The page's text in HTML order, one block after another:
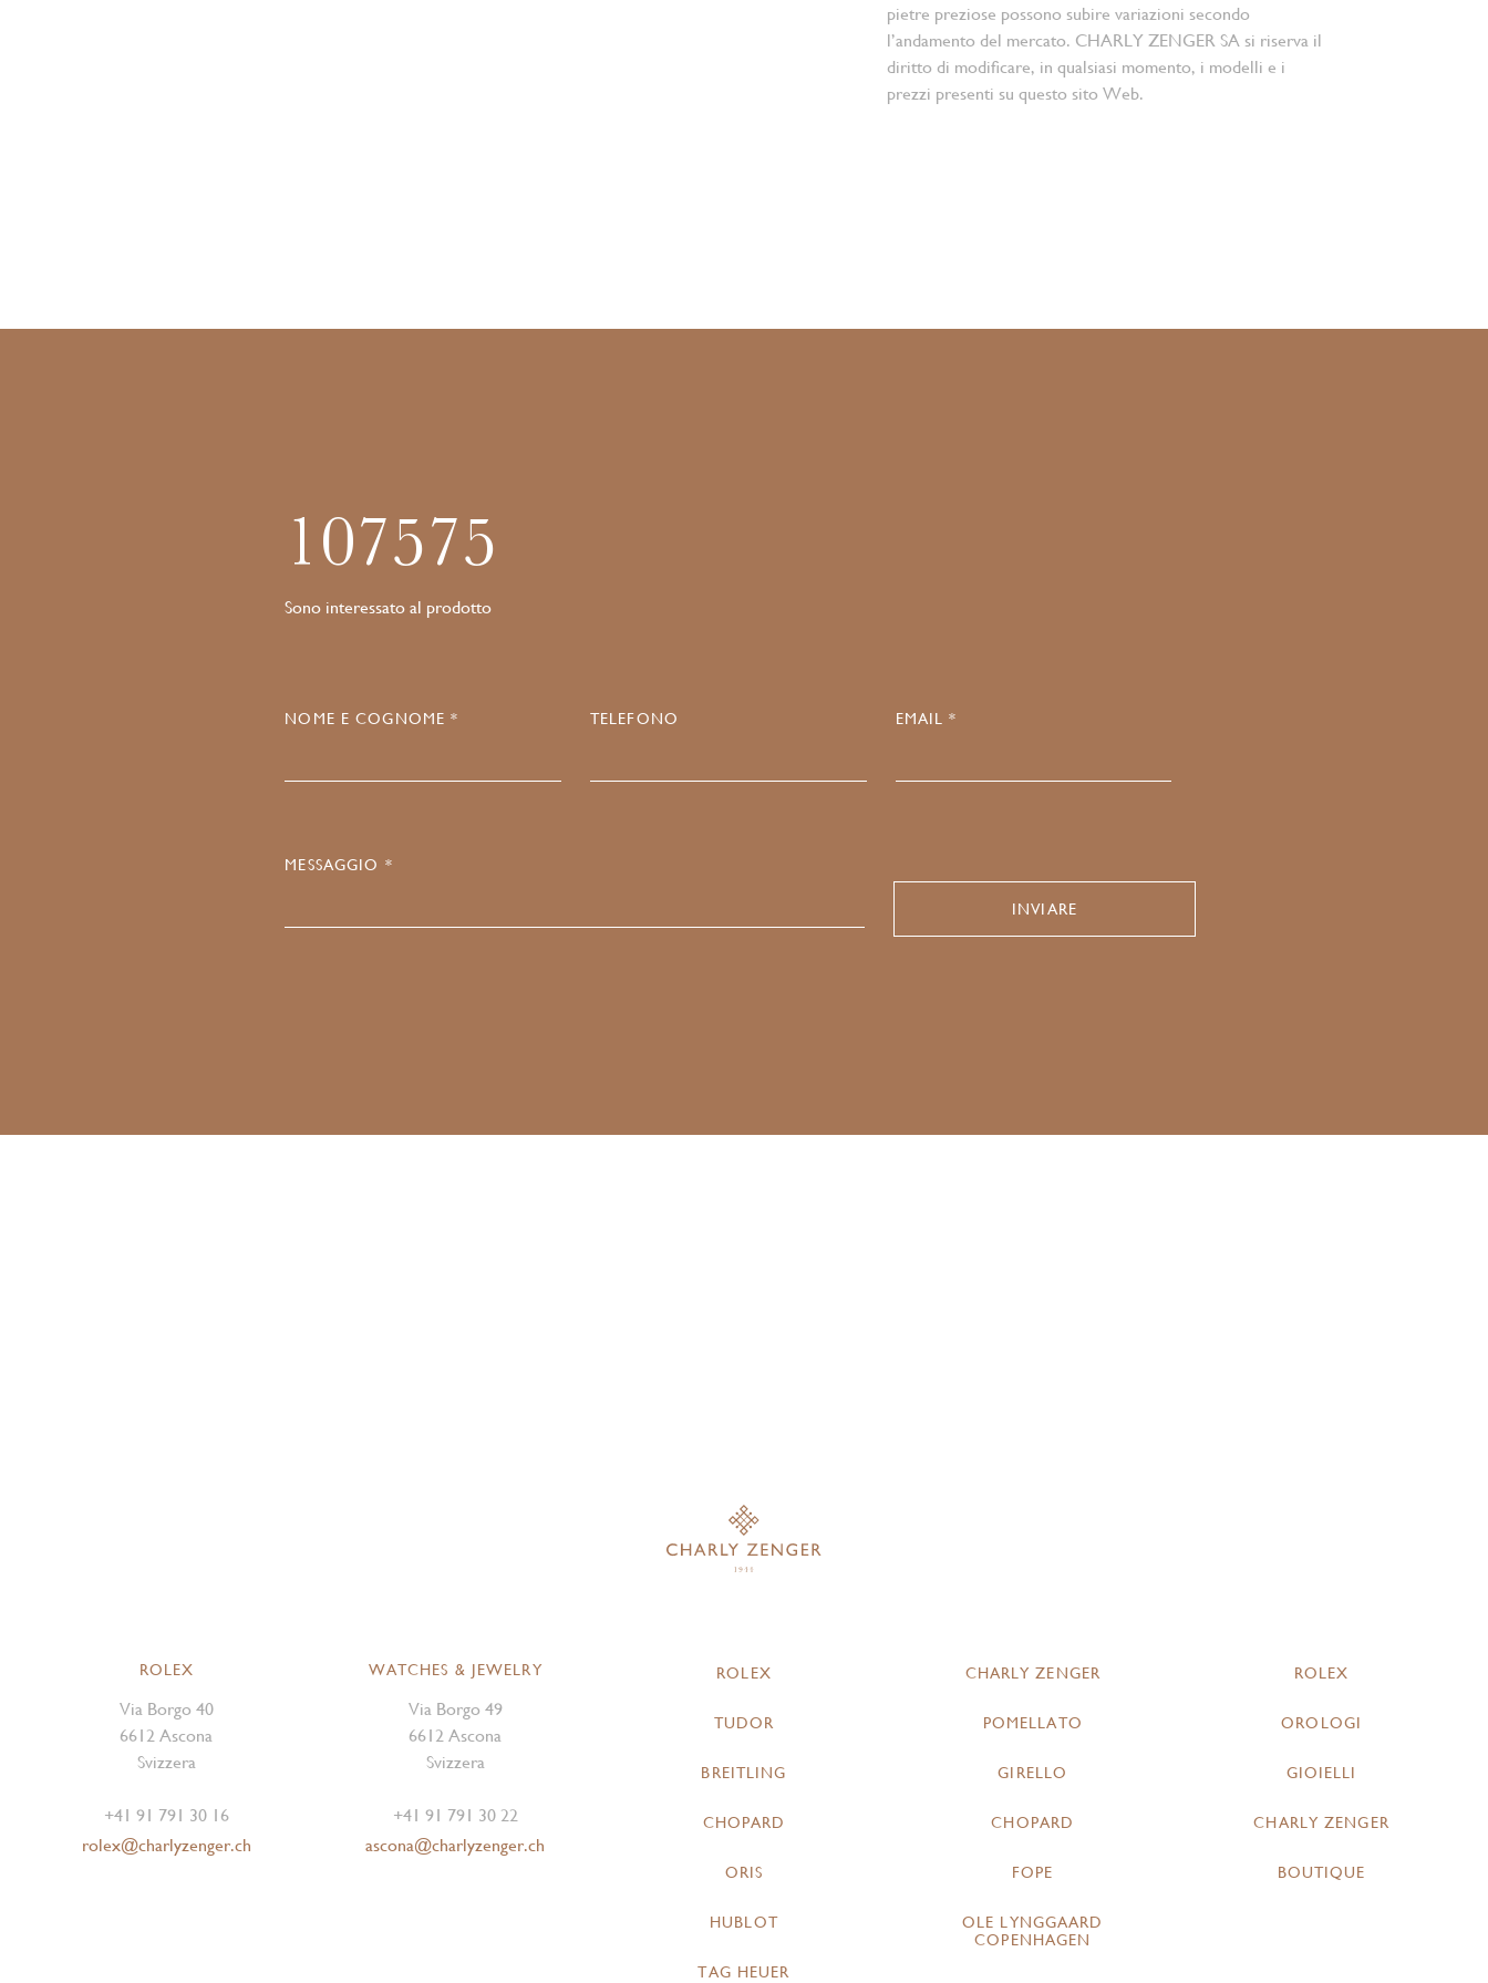
pietre preziose possono subire variazioni secondo
l’andamento del mercato. CHARLY ZENGER SA si riserva il
diritto di modificare, in qualsiasi momento, i modelli e i
prezzi presenti su questo sito Web.
107575
Sono interessato al prodotto
NOME E COGNOME * TELEFONO EMAIL *
MESSAGGIO *
ROLEX
Via Borgo 40
6612 Ascona
Svizzera
+41 91 791 30 16
rolex@charlyzenger.ch
WATCHES & JEWELRY
Via Borgo 49
6612 Ascona
Svizzera
+41 91 791 30 22
ascona@charlyzenger.ch
ROLEX
TUDOR
BREITLING
CHOPARD
ORIS
HUBLOT
TAG HEUER
CHARLY ZENGER
POMELLATO
GIRELLO
CHOPARD
FOPE
OLE LYNGGAARD
COPENHAGEN
ROLEX
OROLOGI
GIOIELLI
CHARLY ZENGER
BOUTIQUE